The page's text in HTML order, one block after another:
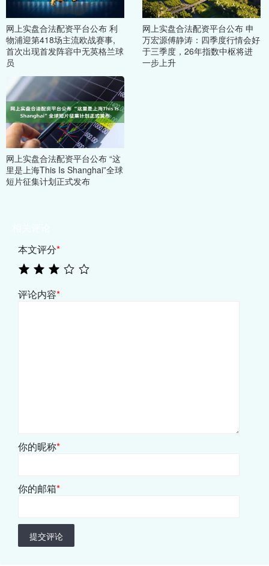
网上实盘合法配资平台公布 利
物浦迎第418场主流欧战赛事,
首次出现首发阵容中无英格兰球
员
网上实盘合法配资平台公布 申
万宏源傅静涛：四季度行情会好
于三季度，26年指数中枢将进
一步上升
网上实盘合法配资平台公布 “这
里是上海This Is Shanghai”全球
短片征集计划正式发布
本文评分*
评论内容*
你的昵称*
你的邮箱*
提交评论